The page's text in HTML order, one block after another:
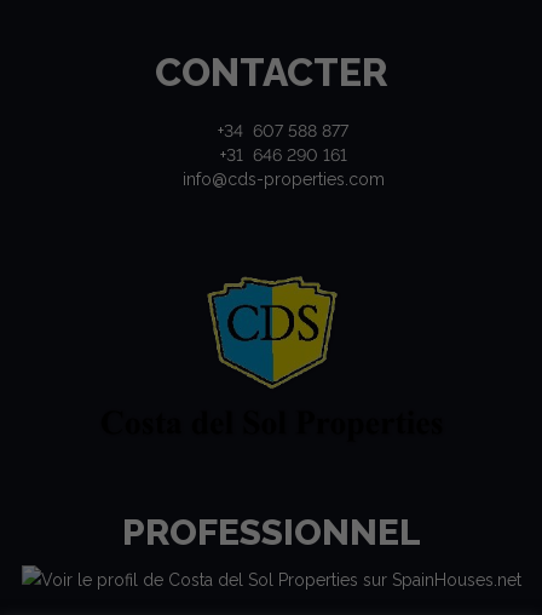
CONTACTER
+34 607 588 877
+31 646 290 161
info@cds-properties.com
PROFESSIONNEL